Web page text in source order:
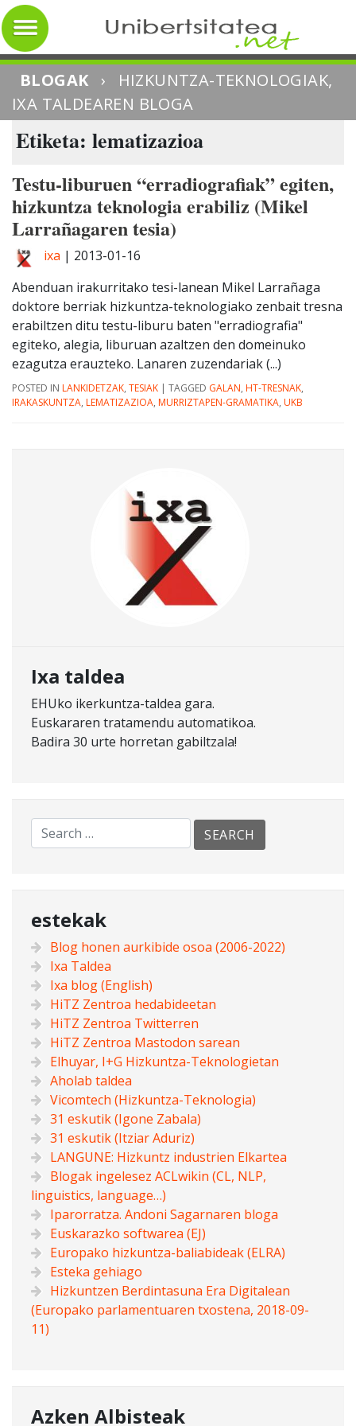
BLOGAK ›
HIZKUNTZA-TEKNOLOGIAK,
IXA TALDEAREN BLOGA
Etiketa: lematizazioa
Testu-liburuen “erradiografiak” egiten,
hizkuntza teknologia erabiliz (Mikel
Larrañagaren tesia)
ixa | 2013-01-16
Abenduan irakurritako tesi-lanean Mikel Larrañaga
doktore berriak hizkuntza-teknologiako zenbait tresna
erabiltzen ditu testu-liburu baten "erradiografia"
egiteko, alegia, liburuan azaltzen den domeinuko
ezagutza erauzteko. Lanaren zuzendariak (...)
POSTED IN LANKIDETZAK, TESIAK | TAGGED GALAN, HT-TRESNAK,
IRAKASKUNTZA, LEMATIZAZIOA, MURRIZTAPEN-GRAMATIKA, UKB
Ixa taldea
EHUko ikerkuntza-taldea gara.
Euskararen tratamendu automatikoa.
Badira 30 urte horretan gabiltzala!
estekak
Blog honen aurkibide osoa (2006-2022)
Ixa Taldea
Ixa blog (English)
HiTZ Zentroa hedabideetan
HiTZ Zentroa Twitterren
HiTZ Zentroa Mastodon sarean
Elhuyar, I+G Hizkuntza-Teknologietan
Aholab taldea
Vicomtech (Hizkuntza-Teknologia)
31 eskutik (Igone Zabala)
31 eskutik (Itziar Aduriz)
LANGUNE: Hizkuntz industrien Elkartea
Blogak ingelesez ACLwikin (CL, NLP,
linguistics, language…)
Iparorratza. Andoni Sagarnaren bloga
Euskarazko softwarea (EJ)
Europako hizkuntza-baliabideak (ELRA)
Esteka gehiago
Hizkuntzen Berdintasuna Era Digitalean
(Europako parlamentuaren txostena, 2018-09-
11)
Azken Albisteak